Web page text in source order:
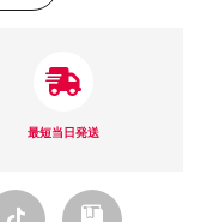
最短当日発送